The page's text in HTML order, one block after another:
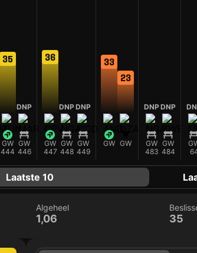
35
GW
444
DNP
GW
446
36
GW
447
DNP
GW
448
DNP
GW
449
33
GW
23
GW
DNP
GW
483
DNP
GW
484
Laatste 10
Algeheel
1,06 35